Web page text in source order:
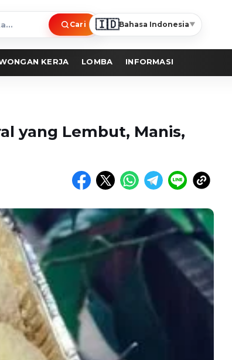
Cari 🇮🇩Bahasa Indonesia▼
KERJA LOMBA INFORMASI
yang Lembut, Manis,